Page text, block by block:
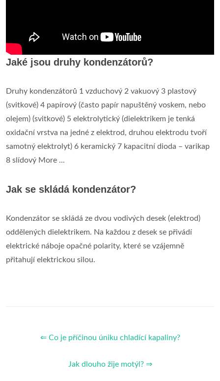
Jaké jsou druhy kondenzátorů?
Druhy kondenzátorů 1 vzduchový 2 vakuový 3 plastový
(svitkové) 4 papírový (často papír napuštěný voskem, nebo
olejem) (svitkové) 5 elektrolytický (dielektrikem je tenká
oxidační vrstva na jedné z elektrod, druhou elektrodu tvoří
samotný elektrolyt) 6 keramický 7 kapacitní dioda – varikap
8 slídový More ...
Jak se skládá kondenzátor?
Kondenzátor se skládá ze dvou vodivých desek (elektrod)
oddělených dielektrikem. Na každou z desek se přivádí
elektrické náboje opačné polarity, které se vzájemně
přitahují elektrickou silou.
⇐ Co je příčinou úniku chladící kapaliny?
Jak dlouho žije motýl? ⇒